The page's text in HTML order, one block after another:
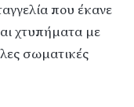
που έκανε
χτυπήματα με
σωματικές